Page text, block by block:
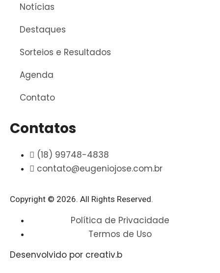
Notícias
Destaques
Sorteios e Resultados
Agenda
Contato
Contatos
(18) 99748-4838
contato@eugeniojose.com.br
Copyright © 2026. All Rights Reserved.​
Política de Privacidade
Termos de Uso
Desenvolvido por creativ.b​​